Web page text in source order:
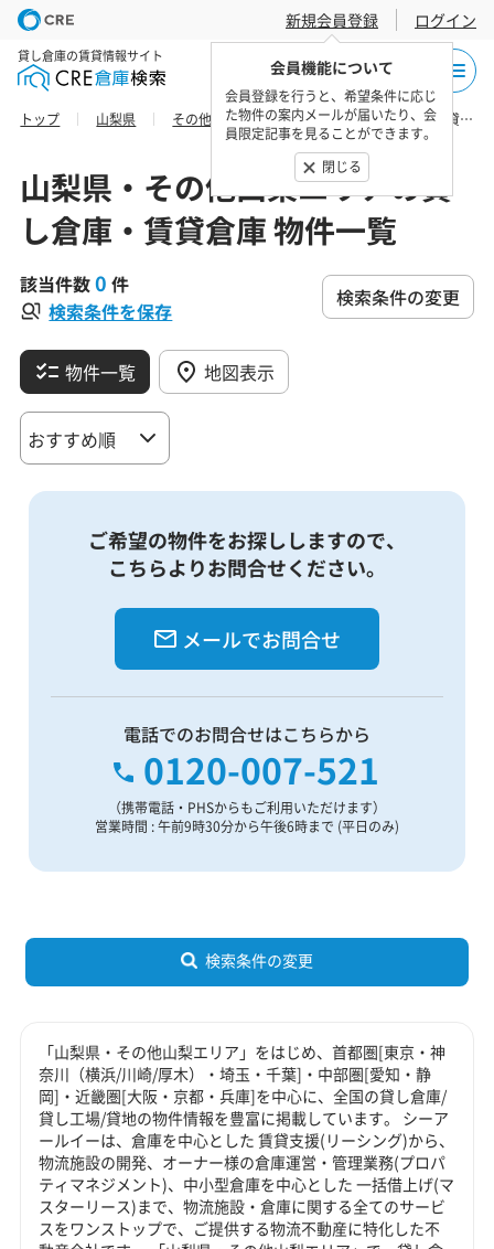
新規会員登録
会員機能について
会員登録を行うと、希望条件に応じ
た物件の案内メールが届いたり、会
員限定記事を見ることができます。
閉じる
ログイン
貸し倉庫の賃貸情報サイト
トップ 山梨県 その他山梨エリア 甲斐市の貸し倉庫・賃貸倉庫 物件一覧
山梨県・その他山梨エリアの貸
し倉庫・賃貸倉庫 物件一覧
該当件数0 件
検索条件を保存
検索条件の変更
物件一覧 地図表示
ご希望の物件をお探ししますので、
こちらよりお問合せください。
メールでお問合せ
電話でのお問合せはこちらから
0120-007-521
（携帯電話・PHSからもご利用いただけます）
営業時間 : 午前9時30分から午後6時まで (平日のみ)
検索条件の変更
「山梨県・その他山梨エリア」をはじめ、首都圏[東京・神
奈川（横浜/川崎/厚木）・埼玉・千葉]・中部圏[愛知・静
岡]・近畿圏[大阪・京都・兵庫]を中心に、全国の貸し倉庫/
貸し工場/貸地の物件情報を豊富に掲載しています。 シーア
ールイーは、倉庫を中心とした 賃貸支援(リーシング)から、
物流施設の開発、オーナー様の倉庫運営・管理業務(プロパ
ティマネジメント)、中小型倉庫を中心とした 一括借上げ(マ
スターリース)まで、物流施設・倉庫に関する全てのサービ
スをワンストップで、ご提供する物流不動産に特化した不